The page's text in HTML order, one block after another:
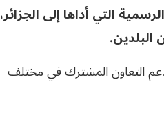
التي أداها إلى الجزائر،
التعاون المشترك في مختلف